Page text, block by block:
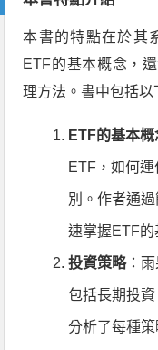
本書的特點在於其
ETF的基本概念，
理方法。書中包括以
ETF的基本概
ETF，如何
別。作者通
速掌握ETF的
投資策略：雨
包括長期投
分析了每種